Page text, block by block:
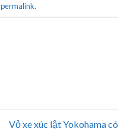
permalink.
Vỏ xe xúc lật Yokohama có